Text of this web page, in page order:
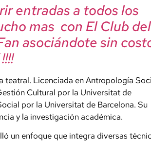
entradas a todos los
mas con El Club del
asociándote sin
teatral. Licenciada en Antropología
Cultural por la Universitat de
por la Universitat de Barcelona. Su
y la investigación académica.
un enfoque que integra diversas